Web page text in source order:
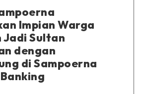
Impian Warga
Jadi Sultan
dengan
di Sampoerna